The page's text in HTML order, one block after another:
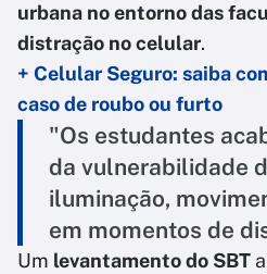
urbana no entorno das
distração no celular.
+ Celular Seguro: saiba
caso de roubo ou furto
"Os estudantes
da vulnerabilidade
iluminação,
em momentos de
Um levantamento do SBT